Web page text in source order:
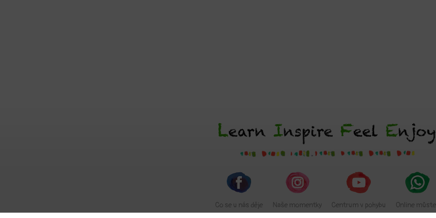
Co se u nás děje Naše momentky Centrum v pohybu Online